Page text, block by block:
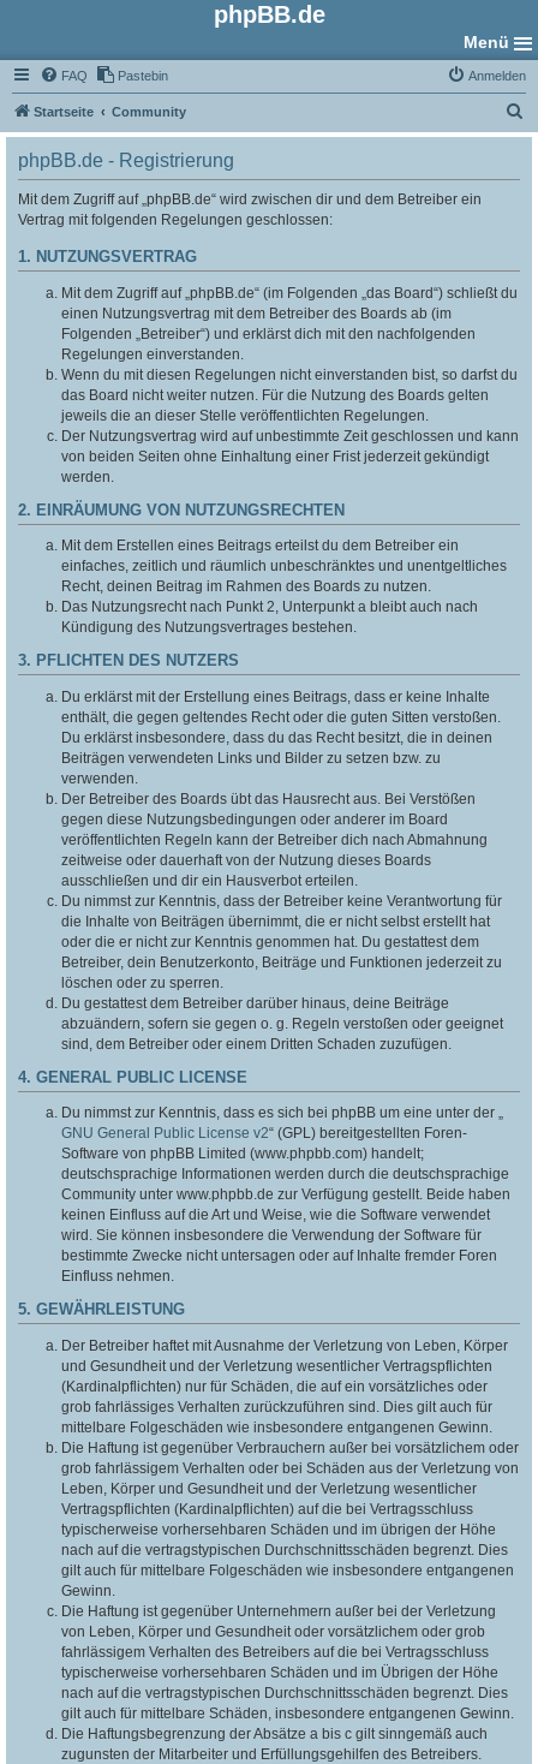
phpBB.de
Menü
FAQ Pastebin Anmelden
Startseite Community
u
phpBB.de - Registrierung
Mit dem Zugriff auf „phpBB.de“ wird zwischen dir und dem Betreiber ein
Vertrag mit folgenden Regelungen geschlossen:
1. NUTZUNGSVERTRAG
Mit dem Zugriff auf „phpBB.de“ (im Folgenden „das Board“) schließt du
einen Nutzungsvertrag mit dem Betreiber des Boards ab (im
Folgenden „Betreiber“) und erklärst dich mit den nachfolgenden
Regelungen einverstanden.
Wenn du mit diesen Regelungen nicht einverstanden bist, so darfst du
das Board nicht weiter nutzen. Für die Nutzung des Boards gelten
jeweils die an dieser Stelle veröffentlichten Regelungen.
Der Nutzungsvertrag wird auf unbestimmte Zeit geschlossen und kann
von beiden Seiten ohne Einhaltung einer Frist jederzeit gekündigt
werden.
2. EINRÄUMUNG VON NUTZUNGSRECHTEN
Mit dem Erstellen eines Beitrags erteilst du dem Betreiber ein
einfaches, zeitlich und räumlich unbeschränktes und unentgeltliches
Recht, deinen Beitrag im Rahmen des Boards zu nutzen.
Das Nutzungsrecht nach Punkt 2, Unterpunkt a bleibt auch nach
Kündigung des Nutzungsvertrages bestehen.
3. PFLICHTEN DES NUTZERS
Du erklärst mit der Erstellung eines Beitrags, dass er keine Inhalte
enthält, die gegen geltendes Recht oder die guten Sitten verstoßen.
Du erklärst insbesondere, dass du das Recht besitzt, die in deinen
Beiträgen verwendeten Links und Bilder zu setzen bzw. zu
verwenden.
Der Betreiber des Boards übt das Hausrecht aus. Bei Verstößen
gegen diese Nutzungsbedingungen oder anderer im Board
veröffentlichten Regeln kann der Betreiber dich nach Abmahnung
zeitweise oder dauerhaft von der Nutzung dieses Boards
ausschließen und dir ein Hausverbot erteilen.
Du nimmst zur Kenntnis, dass der Betreiber keine Verantwortung für
die Inhalte von Beiträgen übernimmt, die er nicht selbst erstellt hat
oder die er nicht zur Kenntnis genommen hat. Du gestattest dem
Betreiber, dein Benutzerkonto, Beiträge und Funktionen jederzeit zu
löschen oder zu sperren.
Du gestattest dem Betreiber darüber hinaus, deine Beiträge
abzuändern, sofern sie gegen o. g. Regeln verstoßen oder geeignet
sind, dem Betreiber oder einem Dritten Schaden zuzufügen.
4. GENERAL PUBLIC LICENSE
Du nimmst zur Kenntnis, dass es sich bei phpBB um eine unter der „
GNU General Public License v2“ (GPL) bereitgestellten Foren-
Software von phpBB Limited (www.phpbb.com) handelt;
deutschsprachige Informationen werden durch die deutschsprachige
Community unter www.phpbb.de zur Verfügung gestellt. Beide haben
keinen Einfluss auf die Art und Weise, wie die Software verwendet
wird. Sie können insbesondere die Verwendung der Software für
bestimmte Zwecke nicht untersagen oder auf Inhalte fremder Foren
Einfluss nehmen.
5. GEWÄHRLEISTUNG
Der Betreiber haftet mit Ausnahme der Verletzung von Leben, Körper
und Gesundheit und der Verletzung wesentlicher Vertragspflichten
(Kardinalpflichten) nur für Schäden, die auf ein vorsätzliches oder
grob fahrlässiges Verhalten zurückzuführen sind. Dies gilt auch für
mittelbare Folgeschäden wie insbesondere entgangenen Gewinn.
Die Haftung ist gegenüber Verbrauchern außer bei vorsätzlichem oder
grob fahrlässigem Verhalten oder bei Schäden aus der Verletzung von
Leben, Körper und Gesundheit und der Verletzung wesentlicher
Vertragspflichten (Kardinalpflichten) auf die bei Vertragsschluss
typischerweise vorhersehbaren Schäden und im übrigen der Höhe
nach auf die vertragstypischen Durchschnittsschäden begrenzt. Dies
gilt auch für mittelbare Folgeschäden wie insbesondere entgangenen
Gewinn.
Die Haftung ist gegenüber Unternehmern außer bei der Verletzung
von Leben, Körper und Gesundheit oder vorsätzlichem oder grob
fahrlässigem Verhalten des Betreibers auf die bei Vertragsschluss
typischerweise vorhersehbaren Schäden und im Übrigen der Höhe
nach auf die vertragstypischen Durchschnittsschäden begrenzt. Dies
gilt auch für mittelbare Schäden, insbesondere entgangenen Gewinn.
Die Haftungsbegrenzung der Absätze a bis c gilt sinngemäß auch
zugunsten der Mitarbeiter und Erfüllungsgehilfen des Betreibers.